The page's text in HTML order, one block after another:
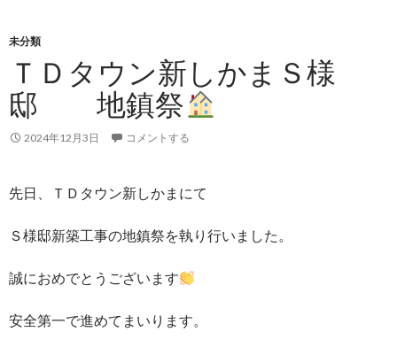
未分類
ＴＤタウン新しかまＳ様
邸 地鎮祭
2024年12月3日 コメントする
先日、ＴＤタウン新しかまにて
Ｓ様邸新築工事の地鎮祭を執り行いました。
誠におめでとうございます
安全第一で進めてまいります。